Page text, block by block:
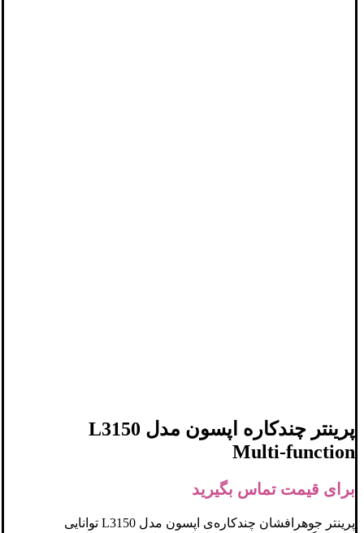
پرینتر چندکاره اپسون مدل L3150
Multi-function
برای قیمت تماس بگیرید
پرینتر جوهرافشان چندکاره‌ی اپسون مدل L3150 توانایی